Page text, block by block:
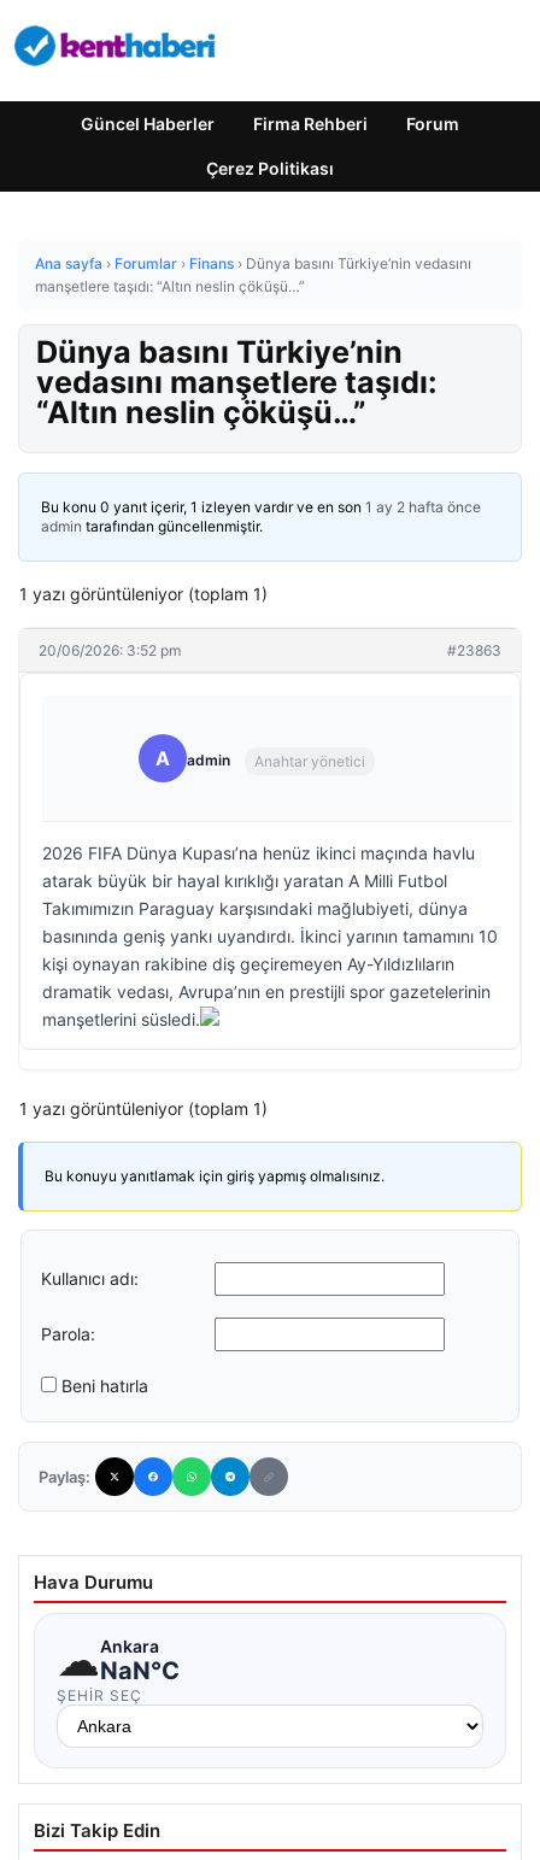
Güncel Haberler Firma Rehberi Forum
Çerez Politikası
Ana sayfa › Forumlar › Finans › Dünya basını Türkiye’nin vedasını
manşetlere taşıdı: “Altın neslin çöküşü…”
Dünya basını Türkiye’nin
vedasını manşetlere taşıdı:
“Altın neslin çöküşü…”
Bu konu 0 yanıt içerir, 1 izleyen vardır ve en son 1 ay 2 hafta önce
admin tarafından güncellenmiştir.
1 yazı görüntüleniyor (toplam 1)
20/06/2026: 3:52 pm #23863
A admin Anahtar yönetici
2026 FIFA Dünya Kupası’na henüz ikinci maçında havlu
atarak büyük bir hayal kırıklığı yaratan A Milli Futbol
Takımımızın Paraguay karşısındaki mağlubiyeti, dünya
basınında geniş yankı uyandırdı. İkinci yarının tamamını 10
kişi oynayan rakibine diş geçiremeyen Ay-Yıldızlıların
dramatik vedası, Avrupa’nın en prestijli spor gazetelerinin
manşetlerini süsledi.
1 yazı görüntüleniyor (toplam 1)
Bu konuyu yanıtlamak için giriş yapmış olmalısınız.
Kullanıcı adı:
Parola:
Beni hatırla
Paylaş:
Hava Durumu
☁Ankara
NaN°C
ŞEHIR SEÇ
Bizi Takip Edin